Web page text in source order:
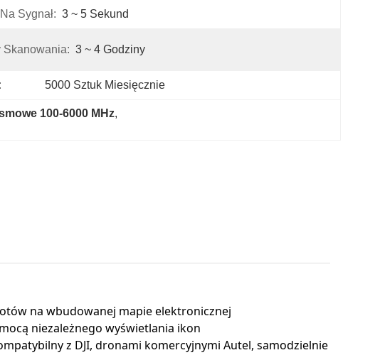
Sygnał: 3 ~ 5 Sekund
Skanowania: 3 ~ 4 Godziny
5000 Sztuk Miesięcznie
100-6000 MHz,
na wbudowanej mapie elektronicznej
niezależnego wyświetlania ikon
z DJI, dronami komercyjnymi Autel, samodzielnie